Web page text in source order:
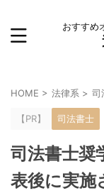
おすすめ
HOME > 法律系 > 司
【PR】 司法書士
司法書士奨
表後に実施